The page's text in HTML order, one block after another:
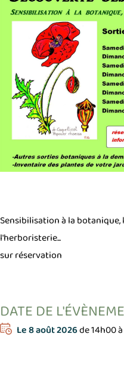
Sensibilisation à la
l'herboristerie...
sur réservation
DATE DE
Le8 août 2026de 14h00